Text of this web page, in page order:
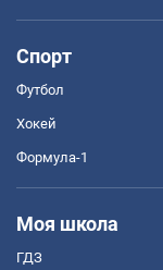
Спорт
Футбол
Хокей
Формула-1
Моя школа
ГДЗ